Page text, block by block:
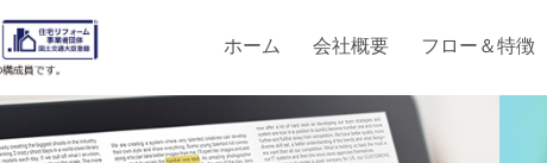
ホーム 会社概要 フロー＆特徴